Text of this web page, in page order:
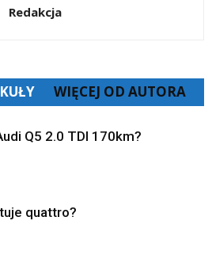
Redakcja
WIĘCEJ OD AUTORA
Q5 2.0 TDI 170km?
quattro?